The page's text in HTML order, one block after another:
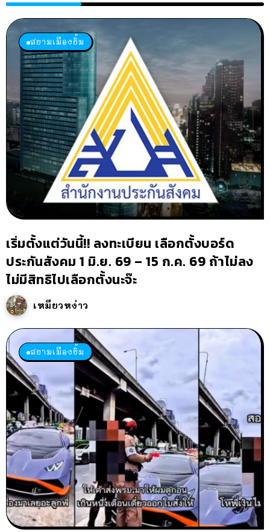
สยามเมืองยิ้ม
เริ่มตั้งแต่วันนี้!! ลงทะเบียน เลือกตั้งบอร์ด
ประกันสังคม 1 มิ.ย. 69 – 15 ก.ค. 69 ถ้าไม่ลง
ไม่มีสิทธิไปเลือกตั้งนะจ๊ะ
เหมียวหง่าว
สยามเมืองยิ้ม